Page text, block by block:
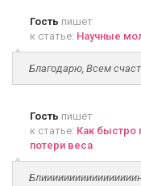
Гость пишет
к статье: Научные
Благодарю, Всем
Гость пишет
к статье: Как быстро
потери веса